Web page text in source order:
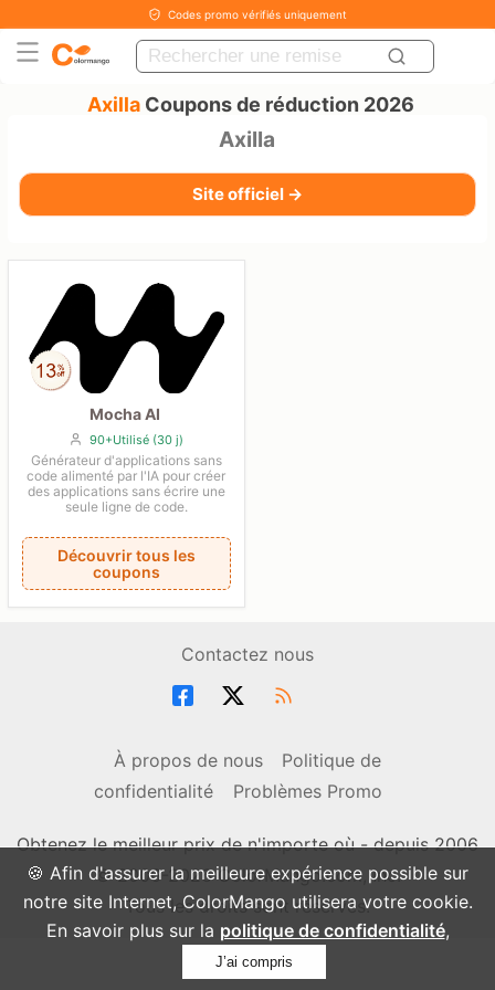
🍪 Afin d'assurer la meilleure expérience possible sur
notre site Internet, ColorMango utilisera votre cookie.
En savoir plus sur la politique de confidentialité,
J’ai compris
Codes promo vérifiés uniquement
Axilla Coupons de réduction 2026
Axilla
Site officiel →
Mocha AI
90+Utilisé (30 j)
Générateur d'applications sans
code alimenté par l'IA pour créer
des applications sans écrire une
seule ligne de code.
Découvrir tous les
coupons
Contactez nous
À propos de nous
Politique de
confidentialité
Problèmes Promo
Obtenez le meilleur prix de n'importe où - depuis 2006
© 2006-2026 ColorMango.com, Inc.
Tous les droits sont réservés.